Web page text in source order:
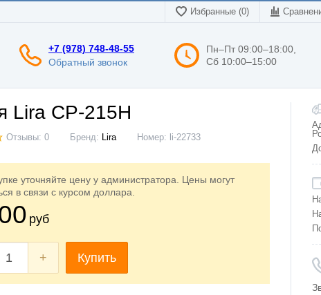
Избранные (0)
+7 (978) 748-48-55
Обратный звонок
Пн–Пт 09:00–18:00,
Сб 10:00–15:00
Lira СP-215H
Отзывы: 0 Бренд: Lira Номер: li-22733
уточняйте цену у администратора. Цены могут
в связи с курсом доллара.
руб
+ Купить